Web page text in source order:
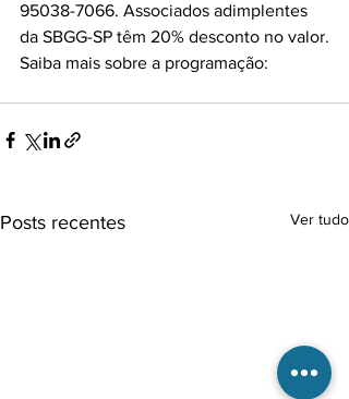
95038-7066. Associados adimplentes
da SBGG-SP têm 20% desconto no valor.
Posts recentes Ver tudo